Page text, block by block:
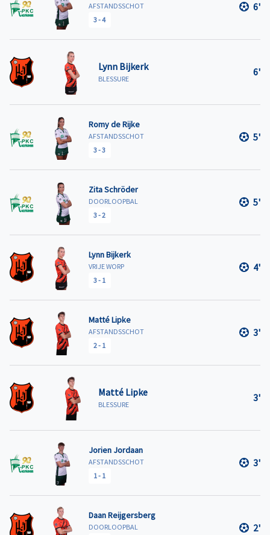
AFSTANDSSCHOT
3-4
6'
Lynn Bijkerk
BLESSURE
6'
Romy de Rijke
AFSTANDSSCHOT
3-3
5'
Zita Schröder
DOORLOOPBAL
3-2
5'
Lynn Bijkerk
VRIJE WORP
3- 1
4'
Matté Lipke
AFSTANDSSCHOT
2- 1
3'
Matté Lipke
BLESSURE
3'
Jorien Jordaan
AFSTANDSSCHOT
1- 1
3'
Daan Reijgersberg
DOORLOOPBAL
2'